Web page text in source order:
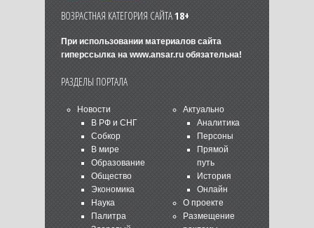
ВОЗРАСТНАЯ КАТЕГОРИЯ САЙТА18+
При использовании материалов сайта
гиперссылка на www.ansar.ruобязательна!
РАЗДЕЛЫ ПОРТАЛА
Новости
В РФ и СНГ
Собкор
В мире
Образование
Общество
Экономика
Наука
Палитра
Актуально
Аналитика
Персоны
Прямой
путь
История
Онлайн
О проекте
Размещение